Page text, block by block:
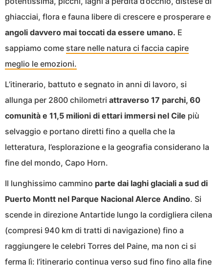
ghiacciai, flora e fauna libere di crescere e prosperare e
angoli davvero mai toccati da essere umano. E
sappiamo come stare nelle natura ci faccia capire
meglio le emozioni.
L’itinerario, battuto e segnato in anni di lavoro, si
allunga per 2800 chilometri attraverso 17 parchi, 60
comunità e 11,5 milioni di ettari immersi nel Cile più
selvaggio e portano diretti fino a quella che la
letteratura, l’esplorazione e la geografia considerano la
fine del mondo, Capo Horn.
Il lunghissimo cammino parte dai laghi glaciali a sud di
Puerto Montt nel Parque Nacional Alerce Andino. Si
scende in direzione Antartide lungo la cordigliera cilena
(compresi 940 km di tratti di navigazione) fino a
raggiungere le celebri Torres del Paine, ma non ci si
ferma lì: l’itinerario continua verso sud fino fino alla fine